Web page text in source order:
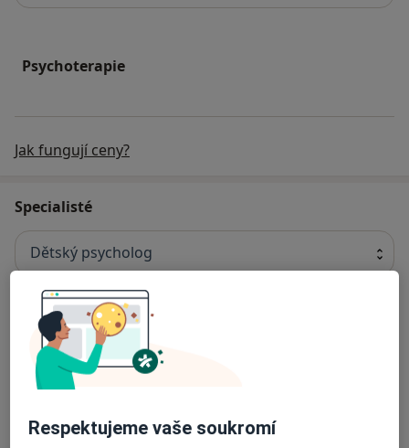
Psychoterapie
Jak fungují ceny?
Specialisté
Dětský psycholog
Mgr. Jitka Poláčková
Mgr. Olena Trembach
Respektujeme vaše soukromí